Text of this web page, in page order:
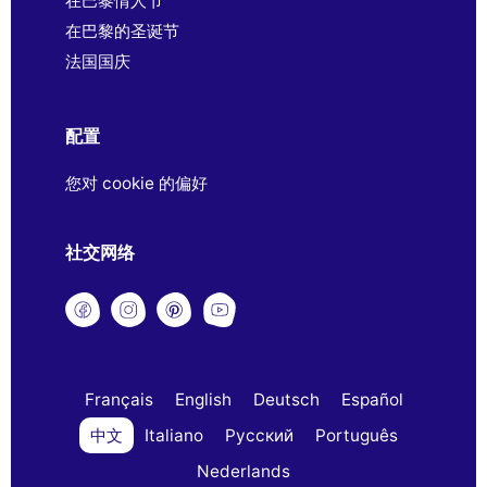
在巴黎的圣诞节
法国国庆
配置
您对 cookie 的偏好
社交网络
Français English Deutsch
Español
中文
Italiano Русский
Português
Nederlands